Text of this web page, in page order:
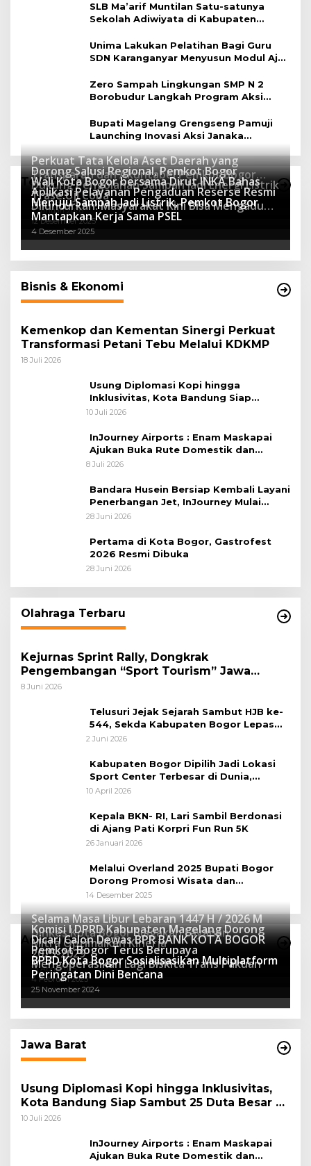
SLB Ma’arif Muntilan Satu-satunya
Sekolah Adiwiyata di Kabupaten
Unima Lakukan Pelatihan Bagi Guru
SDN Karanganyar Menyusun Modul Ajar
Zero Sampah Lingkungan SMP N 2
Borobudur Langkah Program Aksi
Bupati Magelang Grengseng Pamuji
Launching Inovasi Aksi Janaka
Program Sekolah Adiwiyata
Teknologi
Perkuat Tata Kelola Aset Daerah yang
Transparan dan Akuntabel Pemkot Bogor
Luncurkan SIMASDA
8 Juli 2026
Dorong Salusi Regional, Pemkot Bogor
Dukung Pengolahan Sampah Jadi Energi Listrik
8 April 2026
Wali Kota Bogor bersama Dirut INKA Bahas
Trase Uji Coba
7 Januari 2026
Aplikasi Pelayanan Pengaduan Reserse Resmi
Diluncurkan: Masyarakat Kini Bisa Mengadu
Lebih Cepat, Mudah, dan Terintegrasi
12 Desember 2025
Menuju Sampah Jadi Listrik, Pemkot Bogor
Mantapkan Kerja Sama PSEL
4 Desember 2025
Bisnis & Ekonomi
Kemenkop dan Kementan Sinergi Perkuat
Transformasi Petani Tebu Melalui KDKMP
18 Juli 2026
Usung Diplomasi Kopi hingga
Inklusivitas, Kota Bandung Siap
Sambut 25 Duta Besar di Festival Asia
10 Juli 2026
InJourney Airports : Enam Maskapai
Ajukan Buka Rute Domestik dan
Internasional dari Bandara Husein
8 Juli 2026
Bandara Husein Bersiap Kembali Layani
Penerbangan Jet, InJourney Mulai
Tahap Optimalisasi
28 Juni 2026
Pertama di Kota Bogor, Gastrofest
2026 Resmi Dibuka
28 Juni 2026
Olahraga Terbaru
Kejurnas Sprint Rally, Dongkrak
Pengembangan “Sport Tourism” Jawa
Tengah
8 Juni 2026
Telusuri Jejak Sejarah Sambut HJB ke-
544, Sekda Kabupaten Bogor Lepas
Gowes Napak Tilas Bogor
2 Juni 2026
Kabupaten Bogor Dipilih Jadi Lokasi
Sport Center Terbesar di Dunia,
Peluang Tingkatkan Pertumbuhan
10 April 2026
Kepala BKN- RI, Lari Sambil Berdonasi
di Ajang Pati Korpri Fun Run 5K
26 Januari 2026
Melalui Overland 2025 Bupati Bogor
Dorong Promosi Wisata dan
Pelestarian Alam
14 Desember 2025
Advertorial
Selama Masa Libur Lebaran 1447 H / 2026 M
Dinkes Kota Bogor Siagakan Layanan
Kesehatan
16 Maret 2026
Komisi I DPRD Kabupaten Magelang Dorong
Mitra Optimalkan Kinerja
27 Mei 2025
Dicari Calon Dewas BPR BANK KOTA BOGOR
2025-2029
15 April 2025
Pemkot Bogor Terus Berupaya
Mengoperasikan Lagi Biskita Trans Pakuan
4 Februari 2025
BPBD Kota Bogor Sosialisasikan Multiplatform
Peringatan Dini Bencana
25 November 2024
Jawa Barat
Usung Diplomasi Kopi hingga Inklusivitas,
Kota Bandung Siap Sambut 25 Duta Besar di
Festival Asia Afrika 2026
10 Juli 2026
InJourney Airports : Enam Maskapai
Ajukan Buka Rute Domestik dan